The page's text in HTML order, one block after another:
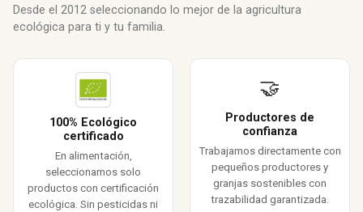
Desde el 2012 seleccionando lo mejor de la agricultura
ecológica para ti y tu familia.
100% Ecológico
certificado
En alimentación,
seleccionamos solo
productos con certificación
ecológica. Sin pesticidas ni
🤝
Productores de
confianza
Trabajamos directamente con
pequeños productores y
granjas sostenibles con
trazabilidad garantizada.